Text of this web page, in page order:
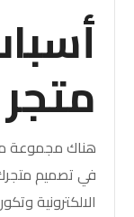
هناك مجموعة
في تصميم
الالكترونية